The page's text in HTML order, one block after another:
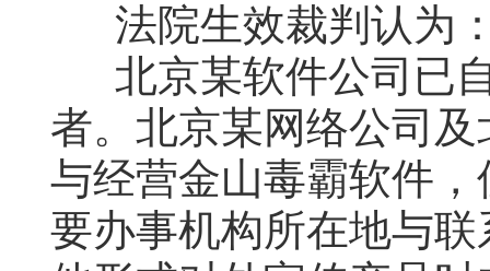
法院生效裁判认为
北京某软件公司已
者。北京某网络公司
与经营金山毒霸软件
要办事机构所在地与